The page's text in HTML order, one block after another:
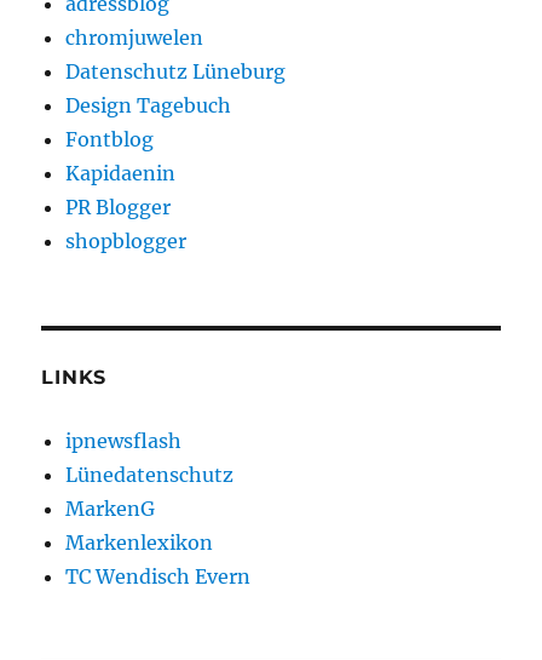
chromjuwelen
Datenschutz Lüneburg
Design Tagebuch
Fontblog
Kapidaenin
PR Blogger
shopblogger
LINKS
ipnewsflash
Lünedatenschutz
MarkenG
Markenlexikon
TC Wendisch Evern